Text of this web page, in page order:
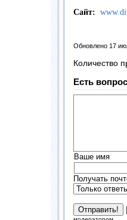
Сайт:
Обновлено 17
Количество
Есть
Ваше имя
Получать